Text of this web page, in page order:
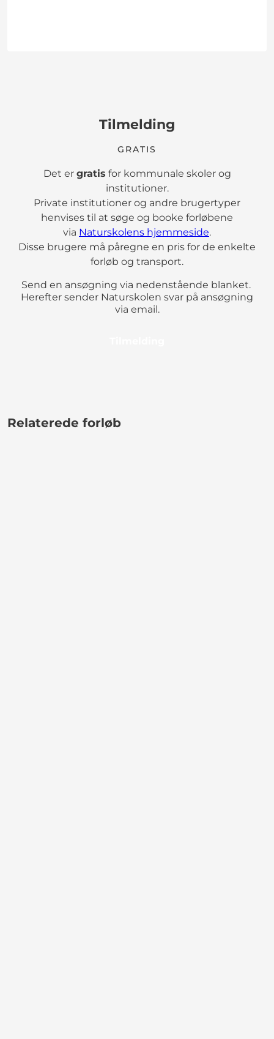
Tilmelding
GRATIS
Det er gratis for kommunale skoler og
institutioner.
Private institutioner og andre brugertyper
henvises til at søge og booke forløbene
via Naturskolens hjemmeside.
Disse brugere må påregne en pris for de enkelte
forløb og transport.
Send en ansøgning via nedenstående blanket.
Herefter sender Naturskolen svar på ansøgning
via email.
Relaterede forløb